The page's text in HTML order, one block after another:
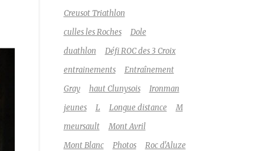
Creusot Triathlon
culles les Roches
Dole
duathlon
Défi ROC des 3 Croix
entrainements
Entraînement
Gray
haut Clunysois
Ironman
jeunes
L Longue distance
M
meursault
Mont Avril
Mont Blanc
Photos
Roc d'Aluze